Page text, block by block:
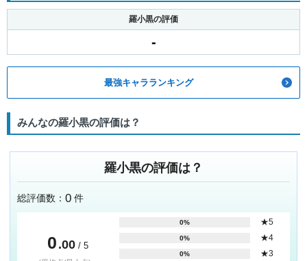
羅小黒の評価
-
最強キャラランキング
みんなの羅小黒の評価は？
羅小黒の評価は？
総評価数： 0 件
0 .00/ 5
0% ★5
0% ★4
0% ★3